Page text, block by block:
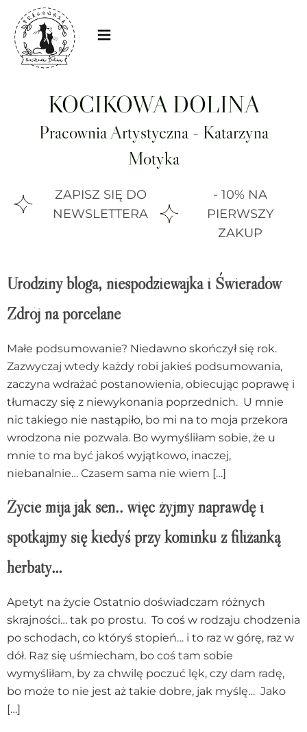
KOCIKOWA DOLINA
Pracownia Artystyczna - Katarzyna
Motyka
ZAPISZ SIĘ DO
NEWSLETTERA
- 10% NA
PIERWSZY
ZAKUP
Urodziny bloga, niespodziewajka i Świeradów
Zdrój na porcelane
Małe podsumowanie? Niedawno skończył się rok.
Zazwyczaj wtedy każdy robi jakieś podsumowania,
zaczyna wdrażać postanowienia, obiecując poprawę i
tłumaczy się z niewykonania poprzednich. U mnie
nic takiego nie nastąpiło, bo mi na to moja przekora
wrodzona nie pozwala. Bo wymyśliłam sobie, że u
mnie to ma być jakoś wyjątkowo, inaczej,
niebanalnie… Czasem sama nie wiem […]
Życie mija jak sen.. więc żyjmy naprawdę i
spotkajmy się kiedyś przy kominku z filiżanką
herbaty…
Apetyt na życie Ostatnio doświadczam różnych
skrajności… tak po prostu. To coś w rodzaju chodzenia
po schodach, co któryś stopień… i to raz w górę, raz w
dół. Raz się uśmiecham, bo coś tam sobie
wymyśliłam, by za chwilę poczuć lęk, czy dam radę,
bo może to nie jest aż takie dobre, jak myślę… Jako
[…]